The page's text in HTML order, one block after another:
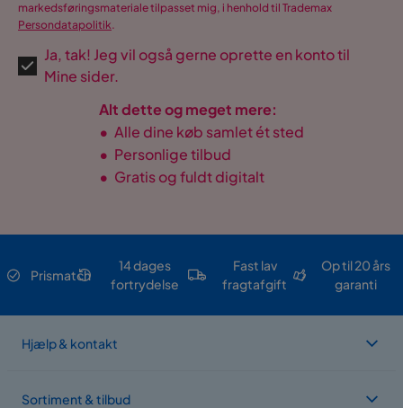
markedsføringsmateriale tilpasset mig, i henhold til Trademax
Persondatapolitik.
Ja, tak! Jeg vil også gerne oprette en konto til
Mine sider.
Alt dette og meget mere:
• Alle dine køb samlet ét sted
• Personlige tilbud
• Gratis og fuldt digitalt
Prismatch
14 dages
fortrydelse
Fast lav
fragtafgift
Op til 20 års
garanti
Hjælp & kontakt
Sortiment & tilbud